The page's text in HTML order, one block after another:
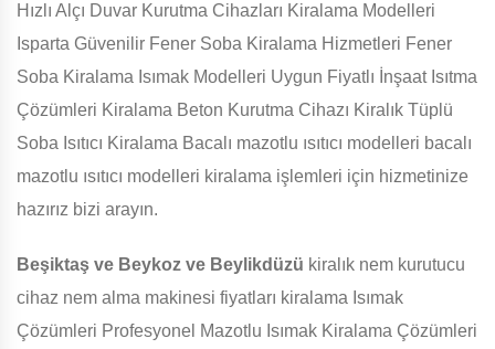
Hızlı Alçı Duvar Kurutma Cihazları Kiralama Modelleri
Isparta Güvenilir Fener Soba Kiralama Hizmetleri Fener
Soba Kiralama Isımak Modelleri Uygun Fiyatlı İnşaat Isıtma
Çözümleri Kiralama Beton Kurutma Cihazı Kiralık Tüplü
Soba Isıtıcı Kiralama Bacalı mazotlu ısıtıcı modelleri bacalı
mazotlu ısıtıcı modelleri kiralama işlemleri için hizmetinize
hazırız bizi arayın.
Beşiktaş ve Beykoz ve Beylikdüzü kiralık nem kurutucu
cihaz nem alma makinesi fiyatları kiralama Isımak
Çözümleri Profesyonel Mazotlu Isımak Kiralama Çözümleri